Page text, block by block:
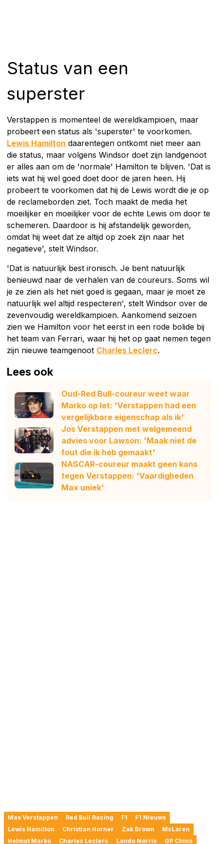
Status van een
superster
Verstappen is momenteel de wereldkampioen, maar
probeert een status als 'superster' te voorkomen.
Lewis Hamilton daarentegen ontkomt niet meer aan
die status, maar volgens Windsor doet zijn landgenoot
er alles aan om de 'normale' Hamilton te blijven. 'Dat is
iets wat hij wel goed doet door de jaren heen. Hij
probeert te voorkomen dat hij de Lewis wordt die je op
de reclameborden ziet. Toch maakt de media het
moeilijker en moeilijker voor de echte Lewis om door te
schemeren. Daardoor is hij afstandelijk geworden,
omdat hij weet dat ze altijd op zoek zijn naar het
negatieve', stelt Windsor.
'Dat is natuurlijk best ironisch. Je bent natuurlijk
benieuwd naar de verhalen van de coureurs. Soms wil
je ze zien als het niet goed is gegaan, maar je moet ze
natuurlijk wel altijd respecteren', stelt Windsor over de
zevenvoudig wereldkampioen. Aankomend seizoen
zien we Hamilton voor het eerst in een rode bolide bij
het team van Ferrari, waar hij het op gaat nemen tegen
zijn nieuwe teamgenoot Charles Leclerc.
Lees ook
Oud-Red Bull-coureur weet waar
Marko op let: 'Verstappen had een
vergelijkbare eigenschap als ik'
Jos Verstappen met welgemeend
advies voor Lawson: 'Maak niet de
fout die ik heb gemaakt'
NASCAR-coureur maakt geen kans
tegen Verstappen: 'Vaardigheden
Max uniek'
Max Verstappen Red Bull Racing F1
F1 Nieuws
Lewis Hamilton
Christian Horner Zak Brown
McLaren
Helmut Marko
Charles Leclerc Lando Norris GP China